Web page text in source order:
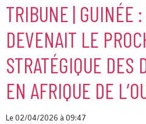
TRIBUNE | GUINÉE
DEVENAIT LE
STRATÉGIQUE DES
EN AFRIQUE DE
Le 02/04/2026 à 09:47